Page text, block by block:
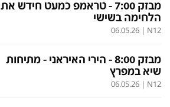
הגדרות
מדיניות פרטיות
תנאי שימוש
צרו קשר
מבזק 7:00 - טראמפ כמעט חידש את
הלחימה בשישי
N12
|
06.05.26
מבזק 8:00 - הירי האיראני - מתיחות
שיא במפרץ
N12
|
06.05.26